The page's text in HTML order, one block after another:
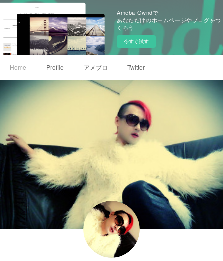
Ameba Owndで
あなただけのホームページやブログをつ
くろう
今すぐ試す
Home Profile アメブロ Twitter